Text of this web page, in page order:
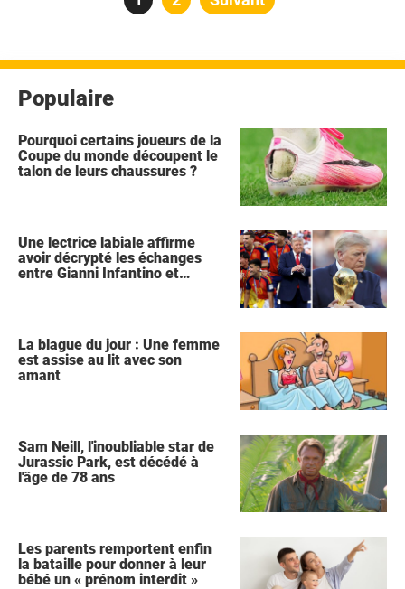
Populaire
Pourquoi certains joueurs de la
Coupe du monde découpent le
talon de leurs chaussures ?
Une lectrice labiale affirme
avoir décrypté les échanges
entre Gianni Infantino et
La blague du jour : Une femme
est assise au lit avec son
amant
Sam Neill, l'inoubliable star de
Jurassic Park, est décédé à
l'âge de 78 ans
Les parents remportent enfin
la bataille pour donner à leur
bébé un « prénom interdit »